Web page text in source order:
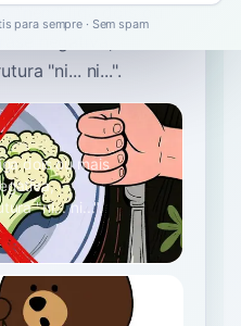
"nem" liga dois ou
"ni... ni...".
dois ou mais
"ni... ni...".
para sempre · Sem spam